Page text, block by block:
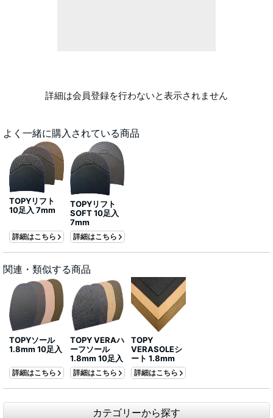
詳細は会員登録を行わないと表示されません
よく一緒に購入されている商品
TOPYリフト
10足入 7mm
詳細はこちら
TOPYリフト
SOFT 10足入
7mm
詳細はこちら
関連・類似する商品
TOPYソール
1.8mm 10足入
詳細はこちら
TOPY VERAハ
ーフソール
1.8mm 10足入
詳細はこちら
TOPY
VERASOLEシ
ート 1.8mm
詳細はこちら
カテゴリーから探す